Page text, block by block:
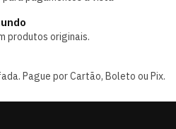
produtos originais.
Pague por Cartão, Boleto ou Pix.